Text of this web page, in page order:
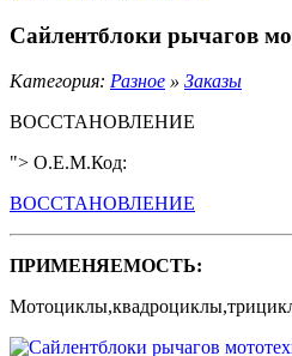
Сайлентблоки рычагов
Категория: Разное » Заказы
ВОССТАНОВЛЕНИЕ
"> O.E.M.Код:
ВОССТАНОВЛЕНИЕ
ПРИМЕНЯЕМОСТЬ: